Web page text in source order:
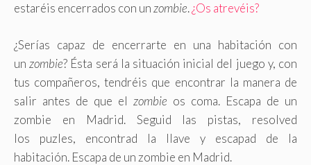
estaréis encerrados con unzombie.¿Os atrevéis?
¿Serías capaz de encerrarte en una habitación con
unzombie? Ésta será la situación inicial del juego y, con
tus compañeros, tendréis que encontrar la manera de
salir antes de que el zombie os coma. Escapa de un
zombie en Madrid. Seguid las pistas, resolved
los puzles, encontrad la llave y escapad de la
habitación. Escapa de un zombie en Madrid.